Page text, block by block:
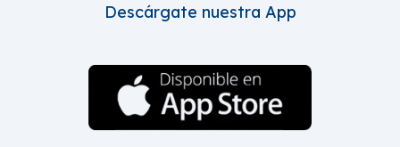
Descárgate nuestra App